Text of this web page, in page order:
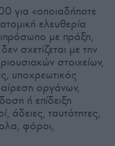
για «οποιαδήποτε
ελευθερία
με πράξη,
σχετίζεται με την
στοιχείων,
υποχρεωτικός
οργάνων,
ή επίδειξη
άδειες, ταυτότητες,
φόροι,